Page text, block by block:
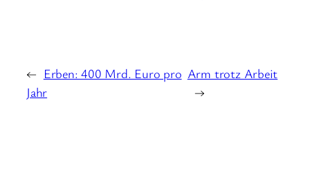
← Erben: 400 Mrd. Euro pro
Jahr
Arm trotz Arbeit
→